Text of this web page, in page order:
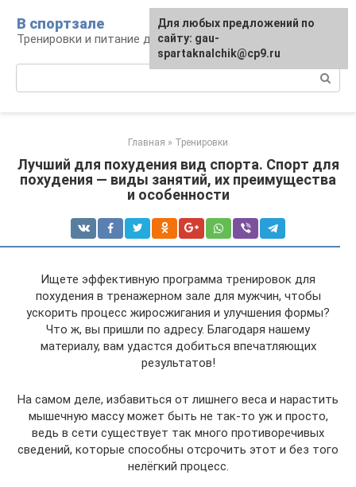
контенту
В спортзале
Тренировки и питание для здоровья
Главная » Тренировки
Лучший для похудения вид спорта. Спорт для
похудения — виды занятий, их преимущества
и особенности
Ищете эффективную программа тренировок для
похудения в тренажерном зале для мужчин, чтобы
ускорить процесс жиросжигания и улучшения формы?
Что ж, вы пришли по адресу. Благодаря нашему
материалу, вам удастся добиться впечатляющих
результатов!
На самом деле, избавиться от лишнего веса и нарастить
мышечную массу может быть не так-то уж и просто,
ведь в сети существует так много противоречивых
сведений, которые способны отсрочить этот и без того
нелёгкий процесс.
Для любых предложений по
сайту: gau-
spartaknalchik@cp9.ru